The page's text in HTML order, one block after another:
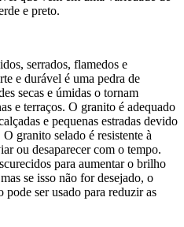
e preto.
serrados, flamedos e
e durável é uma pedra de
secas e úmidas o tornam
e terraços. O granito é adequado
e pequenas estradas devido
granito selado é resistente à
ou desaparecer com o tempo.
para aumentar o brilho
se isso não for desejado, o
pode ser usado para reduzir as